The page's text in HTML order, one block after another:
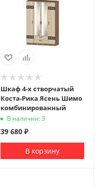
Шкаф 4-х створчатый
Коста-Рика Ясень Шимо
комбинированный
В наличии: 3
39 680₽
В корзину